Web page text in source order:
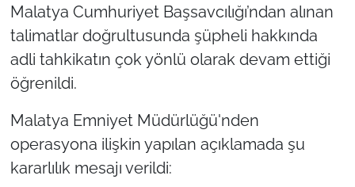
Malatya Cumhuriyet Başsavcılığı’ndan alınan
talimatlar doğrultusunda şüpheli hakkında
adli tahkikatın çok yönlü olarak devam ettiği
öğrenildi.
Malatya Emniyet Müdürlüğü'nden
operasyona ilişkin yapılan açıklamada şu
kararlılık mesajı verildi: